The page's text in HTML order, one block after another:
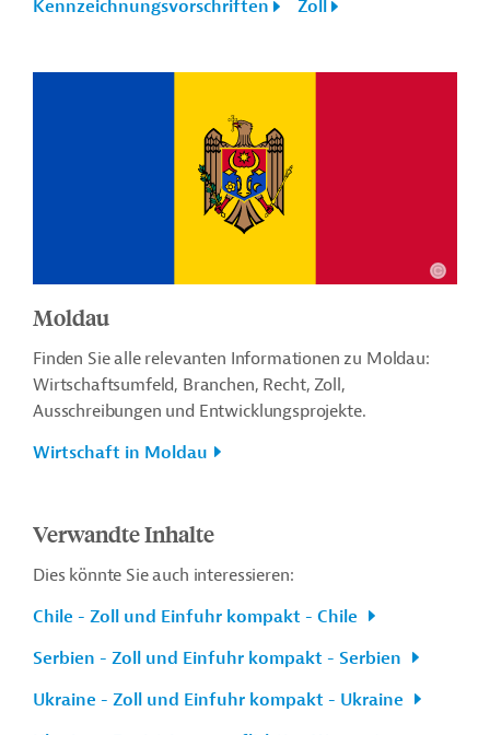
Kennzeichnungsvorschriften
Zoll
Moldau
Finden Sie alle relevanten Informationen zu Moldau:
Wirtschaftsumfeld, Branchen, Recht, Zoll,
Ausschreibungen und Entwicklungsprojekte.
Wirtschaft in Moldau
Verwandte Inhalte
Dies könnte Sie auch interessieren:
Chile - Zoll und Einfuhr kompakt - Chile
Serbien - Zoll und Einfuhr kompakt - Serbien
Ukraine - Zoll und Einfuhr kompakt - Ukraine